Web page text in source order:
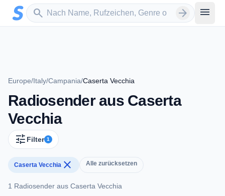
Zum Hauptinhalt springen
search
Sender suchen arrow_forward menu
Europe/Italy/Campania/Caserta Vecchia
Radiosender aus Caserta
Vecchia
tune Filter 1
Caserta Vecchia close Alle zurücksetzen
1 Radiosender aus Caserta Vecchia